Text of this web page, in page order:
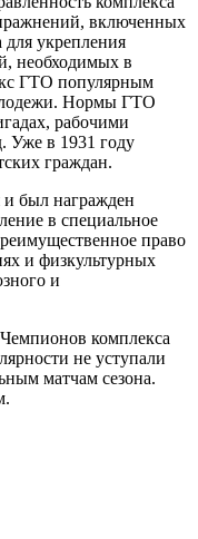
включенных
для укрепления
необходимых в
ГТО популярным
Нормы ГТО
рабочими
Уже в 1931 году
граждан.
был награжден
в специальное
право
и физкультурных
и
комплекса
не уступали
матчам сезона.